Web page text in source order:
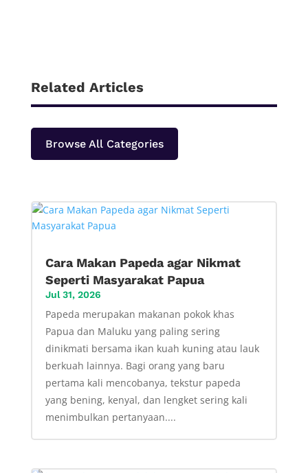
Related Articles
Browse All Categories
Cara Makan Papeda agar Nikmat
Seperti Masyarakat Papua
Jul 31, 2026
Papeda merupakan makanan pokok khas
Papua dan Maluku yang paling sering
dinikmati bersama ikan kuah kuning atau lauk
berkuah lainnya. Bagi orang yang baru
pertama kali mencobanya, tekstur papeda
yang bening, kenyal, dan lengket sering kali
menimbulkan pertanyaan....